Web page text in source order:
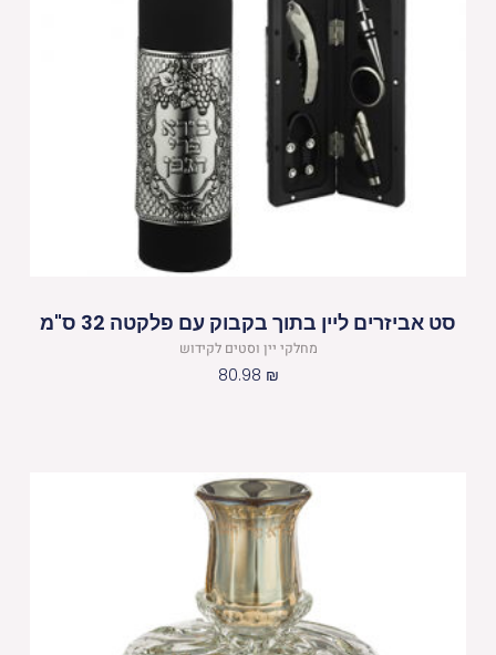
סט אביזרים ליין בתוך בקבוק עם פלקטה 32 ס"מ
מחלקי יין וסטים לקידוש
80.98 ₪